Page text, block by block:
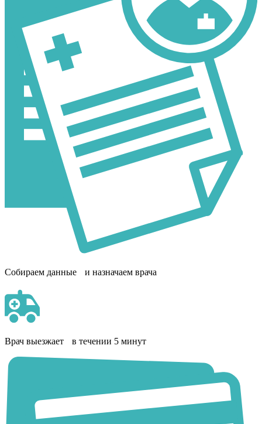
Собираем данные и назначаем врача
Врач выезжает в течении 5 минут